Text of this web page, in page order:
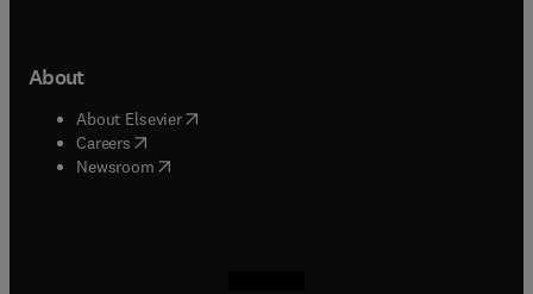
About
About Elsevier( opens in new tab/window
Careers opens in new tab/window
Newsroom( opens in new tab/window